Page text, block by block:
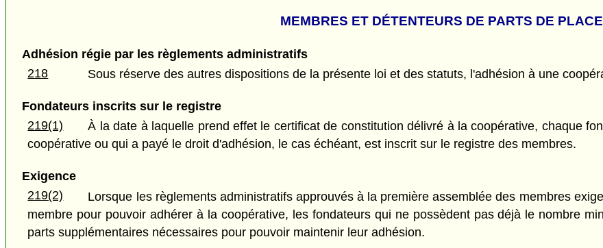
MEMBRES ET DÉTENTEURS DE PARTS DE
Adhésion régie par les règlements administratifs
218
Sous réserve des autres dispositions de la présente loi et des statuts, l'adhésion à une
Fondateurs inscrits sur le registre
219(1)
À la date à laquelle prend effet le certificat de constitution délivré à la coopérative, chaque
coopérative ou qui a payé le droit d'adhésion, le cas échéant, est inscrit sur le registre des membres.
Exigence
219(2)
Lorsque les règlements administratifs approuvés à la première assemblée des membres
membre pour pouvoir adhérer à la coopérative, les fondateurs qui ne possèdent pas déjà le nombre
parts supplémentaires nécessaires pour pouvoir maintenir leur adhésion.